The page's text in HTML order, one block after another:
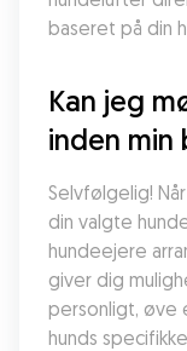
baseret på din
Kan jeg
inden min
Selvfølgelig!
din valgte
hundeejere
giver dig
personligt, øve
hunds